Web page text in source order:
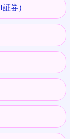
券）